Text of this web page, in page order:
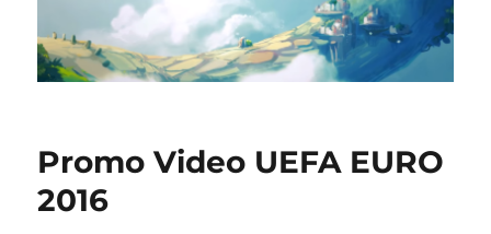
Promo Video UEFA EURO
2016